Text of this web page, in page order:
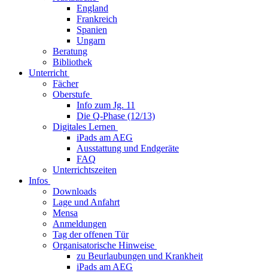
England
Frankreich
Spanien
Ungarn
Beratung
Bibliothek
Unterricht
Fächer
Oberstufe
Info zum Jg. 11
Die Q-Phase (12/13)
Digitales Lernen
iPads am AEG
Ausstattung und Endgeräte
FAQ
Unterrichtszeiten
Infos
Downloads
Lage und Anfahrt
Mensa
Anmeldungen
Tag der offenen Tür
Organisatorische Hinweise
zu Beurlaubungen und Krankheit
iPads am AEG